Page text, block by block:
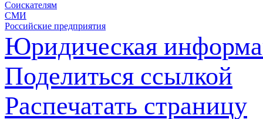
Соискателям
СМИ
Российские предприятия
Юридическая
Поделиться ссылкой
Распечатать страницу